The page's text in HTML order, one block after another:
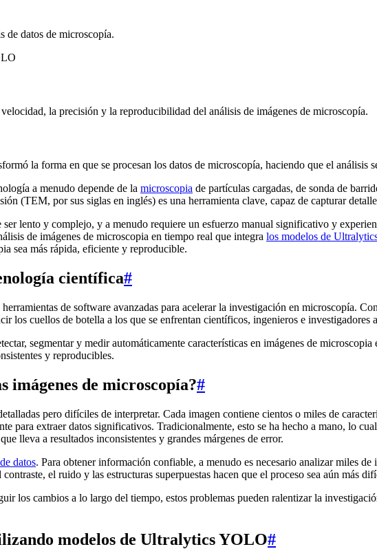
datos de microscopía.
la precisión y la reproducibilidad del análisis de imágenes de microscopía.
la forma en que se procesan los datos de microscopía, haciendo que el análisis
a menudo depende de la microscopia de partículas cargadas, de sonda de
(TEM, por sus siglas en inglés) es una herramienta clave, capaz de capturar
lento y complejo, y a menudo requiere un esfuerzo manual significativo y
de imágenes de microscopia en tiempo real que integra los modelos de
sea más rápida, eficiente y reproducible.
científica#
de software avanzadas para acelerar la investigación en microscopía.
los cuellos de botella a los que se enfrentan científicos, ingenieros e investigadores
segmentar y medir automáticamente características en imágenes de
y reproducibles.
imágenes de microscopía?#
pero difíciles de interpretar. Cada imagen contiene cientos o miles de
para extraer datos significativos. Tradicionalmente, esto se ha hecho a mano, lo
lleva a resultados inconsistentes y grandes márgenes de error.
datos. Para obtener información confiable, a menudo es necesario analizar miles de
el ruido y las estructuras superpuestas hacen que el proceso sea aún más
los cambios a lo largo del tiempo, estos problemas pueden ralentizar la
modelos de Ultralytics YOLO#